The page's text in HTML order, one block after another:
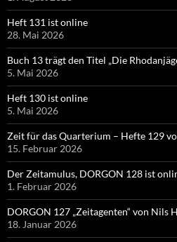
Heft 131 ist online
28. Mai 2026
Buch 13 trägt den Titel „Die
5. Mai 2026
Heft 130 ist online
5. Mai 2026
Zeit für das Quarterium – Hefte 129
15. Februar 2026
Der Zeitamulus, DORGON 128 ist
1. Februar 2026
DORGON 127 „Zeitagenten“ von Nils
18. Januar 2026